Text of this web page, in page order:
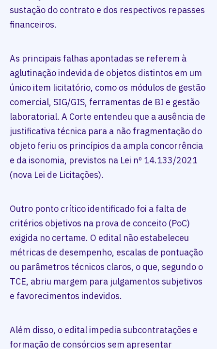
sustação do contrato e dos respectivos repasses
financeiros.
As principais falhas apontadas se referem à
aglutinação indevida de objetos distintos em um
único item licitatório, como os módulos de gestão
comercial, SIG/GIS, ferramentas de BI e gestão
laboratorial. A Corte entendeu que a ausência de
justificativa técnica para a não fragmentação do
objeto feriu os princípios da ampla concorrência
e da isonomia, previstos na Lei nº 14.133/2021
(nova Lei de Licitações).
Outro ponto crítico identificado foi a falta de
critérios objetivos na prova de conceito (PoC)
exigida no certame. O edital não estabeleceu
métricas de desempenho, escalas de pontuação
ou parâmetros técnicos claros, o que, segundo o
TCE, abriu margem para julgamentos subjetivos
e favorecimentos indevidos.
Além disso, o edital impedia subcontratações e
formação de consórcios sem apresentar